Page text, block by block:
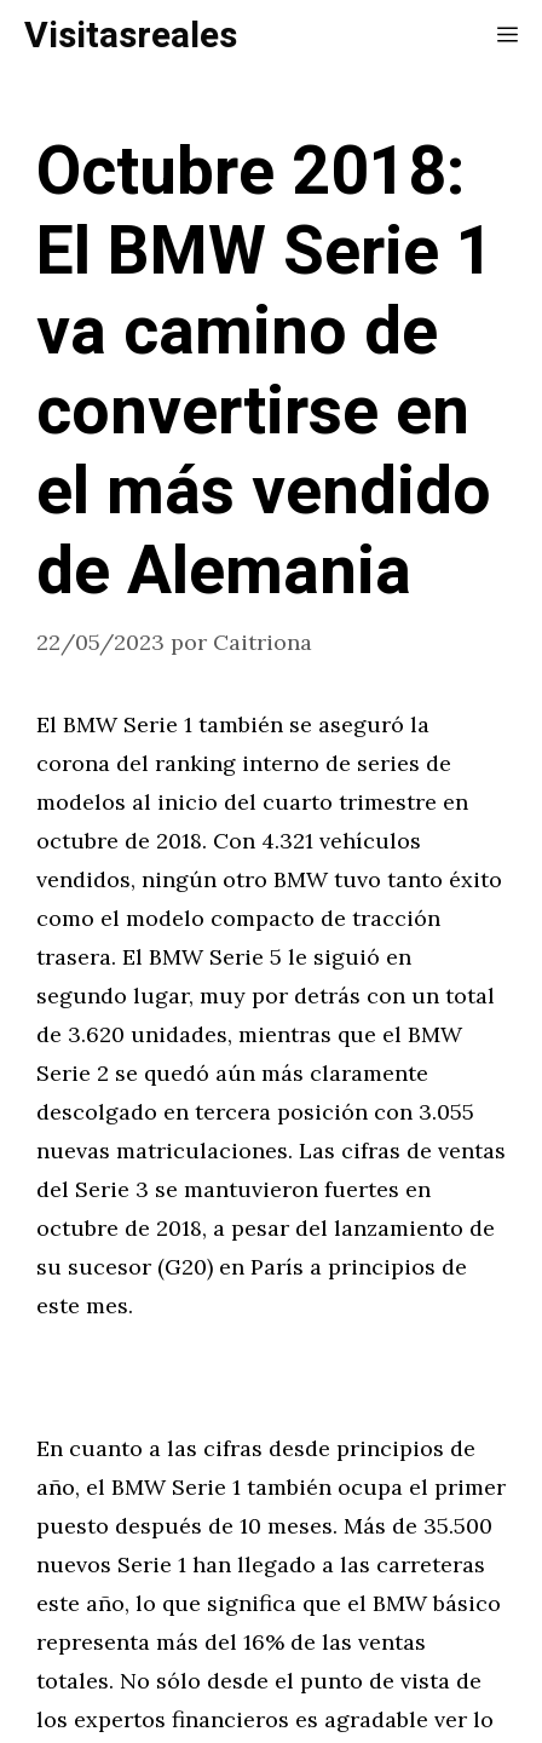
Saltar
Visitasreales
Octubre 2018:
El BMW Serie 1
va camino de
convertirse en
el más vendido
de Alemania
22/05/2023 por Caitriona
El BMW Serie 1 también se aseguró la
corona del ranking interno de series de
modelos al inicio del cuarto trimestre en
octubre de 2018. Con 4.321 vehículos
vendidos, ningún otro BMW tuvo tanto éxito
como el modelo compacto de tracción
trasera. El BMW Serie 5 le siguió en
segundo lugar, muy por detrás con un total
de 3.620 unidades, mientras que el BMW
Serie 2 se quedó aún más claramente
descolgado en tercera posición con 3.055
nuevas matriculaciones. Las cifras de ventas
del Serie 3 se mantuvieron fuertes en
octubre de 2018, a pesar del lanzamiento de
su sucesor (G20) en París a principios de
este mes.
En cuanto a las cifras desde principios de
año, el BMW Serie 1 también ocupa el primer
puesto después de 10 meses. Más de 35.500
nuevos Serie 1 han llegado a las carreteras
este año, lo que significa que el BMW básico
representa más del 16% de las ventas
totales. No sólo desde el punto de vista de
los expertos financieros es agradable ver lo